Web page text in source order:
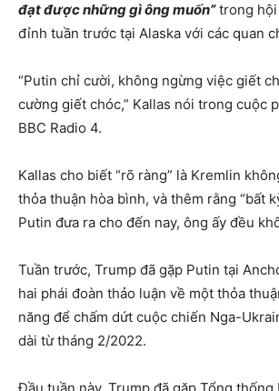
đạt được những gì ông muốn”trong hội
đỉnh tuần trước tại Alaska với các quan
“Putin chỉ cười, không ngừng việc giết
cường giết chóc,” Kallas nói trong cuộc
BBC Radio 4.
Kallas cho biết “rõ ràng” là Kremlin
thỏa thuận hòa bình, và thêm rằng “bất
Putin đưa ra cho đến nay, ông ấy đều
Tuần trước, Trump đã gặp Putin tại
hai phái đoàn thảo luận về một thỏa
năng để chấm dứt cuộc chiến Nga-
dài từ tháng 2/2022.